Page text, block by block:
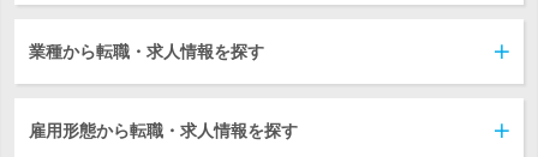
業種から転職・求人情報を探す
雇用形態から転職・求人情報を探す